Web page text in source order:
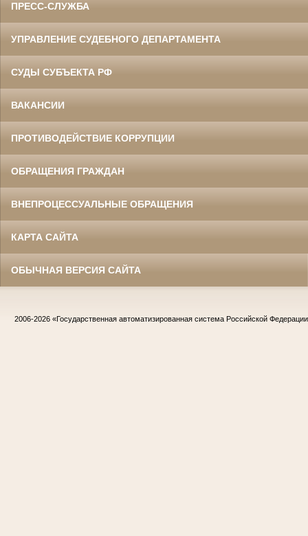
ПРЕСС-СЛУЖБА
УПРАВЛЕНИЕ СУДЕБНОГО ДЕПАРТАМЕНТА
СУДЫ СУБЪЕКТА РФ
ВАКАНСИИ
ПРОТИВОДЕЙСТВИЕ КОРРУПЦИИ
ОБРАЩЕНИЯ ГРАЖДАН
ВНЕПРОЦЕССУАЛЬНЫЕ ОБРАЩЕНИЯ
КАРТА САЙТА
ОБЫЧНАЯ ВЕРСИЯ САЙТА
2006-2026 «Государственная автоматизированная система Российской